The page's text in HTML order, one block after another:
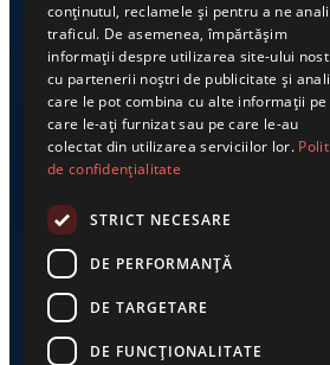
Despre noi
Casa de editură Exclusiv
conținutul, reclamele și pentru a ne
traficul. De asemenea, împărtășim
informații despre utilizarea site-ului
cu partenerii noștri de publicitate și
care le pot combina cu alte informații pe
care le-ați furnizat sau pe care le-au
colectat din utilizarea serviciilor lor.
de confidențialitate
STRICT NECESARE
DE PERFORMANȚĂ
DE TARGETARE
DE FUNCŢIONALITATE